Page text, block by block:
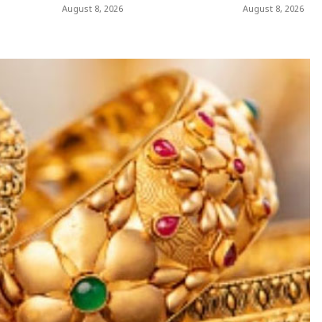
August 8, 2026 August 8, 2026